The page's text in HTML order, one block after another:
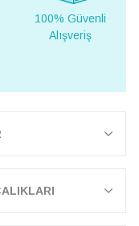
Güvenli
Yurt